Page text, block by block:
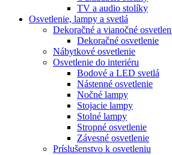
TV a audio stolíky
Osvetlenie, lampy a svetlá
Dekoračné a vianočné
Dekoračné osvetlenie
Nábytkové osvetlenie
Osvetlenie do interiéru
Bodové a LED svetlá
Nástenné osvetlenie
Nočné lampy
Stojacie lampy
Stolné lampy
Stropné osvetlenie
Závesné osvetlenie
Príslušenstvo k osvetleniu